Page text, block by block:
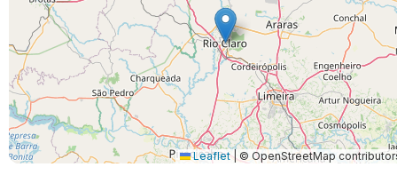
Leaflet |© OpenStreetMap